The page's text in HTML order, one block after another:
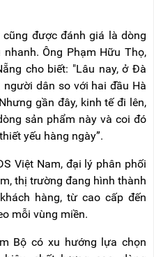
được đánh giá là dòng
Ông Phạm Hữu Thọ,
cho biết: "Lâu nay, ở Đà
dân so với hai đầu Hà
gần đây, kinh tế đi lên,
sản phẩm này và coi đó
yếu hàng ngày”.
Việt Nam, đại lý phân phối
thị trường đang hình thành
hàng, từ cao cấp đến
mỗi vùng miền.
Bộ có xu hướng lựa chọn